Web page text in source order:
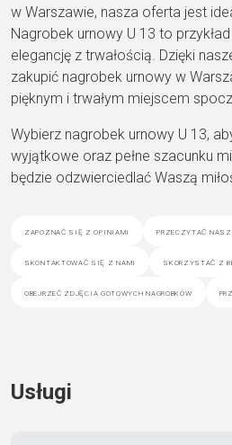
w Warszawie, nasza oferta jest
Nagrobek urnowy U 13 to
elegancję z trwałością. Dzięki
zakupić nagrobek urnowy w
pięknym i trwałym miejscem
Wybierz nagrobek urnowy U 13,
wyjątkowe oraz pełne szacunku
będzie odzwierciedlać Waszą
zapoznać się z opiniami przeczytać nasz
skontaktować się z nami skorzystać z
obejrzeć zdjęcia gotowych nagrobków
Usługi